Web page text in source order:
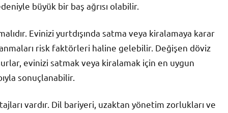
büyük bir baş ağrısı olabilir.
Evinizi yurtdışında satma veya kiralamaya karar
risk faktörleri haline gelebilir. Değişen döviz
evinizi satmak veya kiralamak için en uygun
sonuçlanabilir.
vardır. Dil bariyeri, uzaktan yönetim zorlukları ve